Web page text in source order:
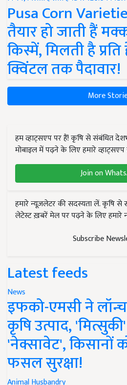
Pusa Corn
तैयार हो जाती हैं
किस्में, मिलती है
क्विंटल तक पैदावार!
More
हम व्हाट्सएप पर हैं! कृषि से संबंधित
मोबाइल में पढ़ने के लिए हमारे
Join on
हमारे न्यूज़लेटर की सदस्यता लें. कृषि से
लेटेस्ट ख़बरें मेल पर पढ़ने के लिए हमारे
Subscribe
Latest feeds
News
इफको-एमसी ने
कृषि उत्पाद,
'नेक्सावेट', किसानों
फसल सुरक्षा!